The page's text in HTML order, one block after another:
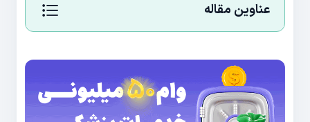
عناوین مقاله